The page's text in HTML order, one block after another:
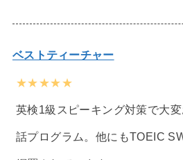
ベストティーチャー
★★★★★
英検1級スピーキング対策で大
話プログラム。他にもTOEIC